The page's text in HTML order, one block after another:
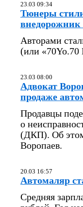
23.03 09:34
Тюнеры
внедорожник
Авторами
(или «70Yo.70
23.03 08:00
Адвокат
продаже
Продавцы
о
(ДКП). Об этом
Воропаев.
20.03 16:57
Автомаляр
Средняя